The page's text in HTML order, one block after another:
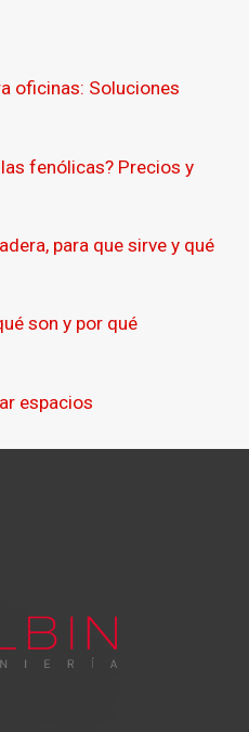
oficinas: Soluciones
fenólicas? Precios y
para que sirve y qué
son y por qué
espacios